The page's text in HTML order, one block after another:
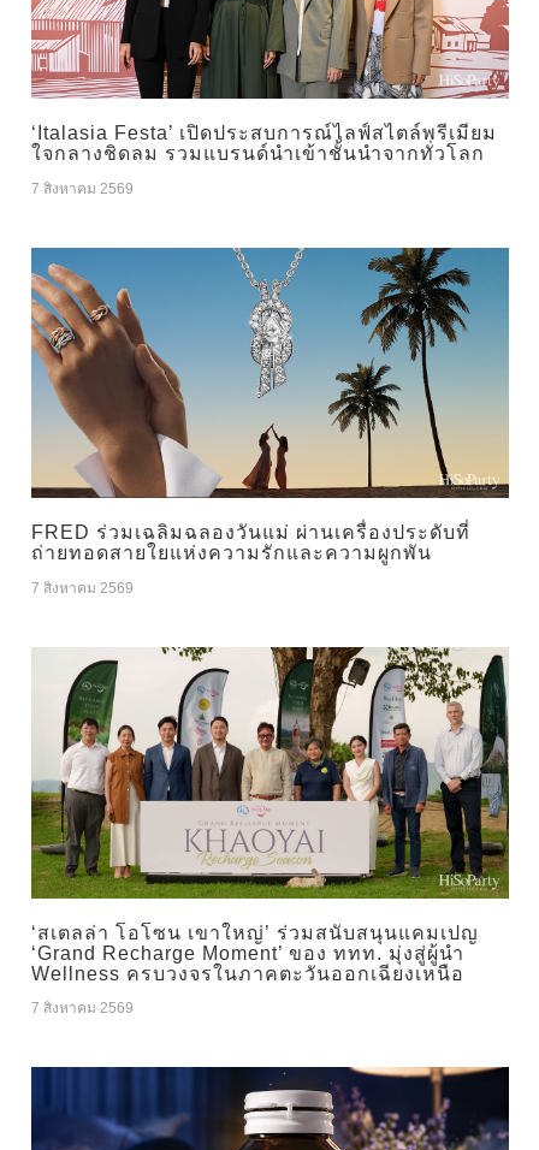
‘Italasia Festa’ เปิดประสบการณ์ไลฟ์สไตล์พรีเมียม
ใจกลางชิดลม รวมแบรนด์นำเข้าชั้นนำจากทั่วโลก
7 สิงหาคม 2569
FRED ร่วมเฉลิมฉลองวันแม่ ผ่านเครื่องประดับที่
ถ่ายทอดสายใยแห่งความรักและความผูกพัน
7 สิงหาคม 2569
‘สเตลล่า โอโซน เขาใหญ่’ ร่วมสนับสนุนแคมเปญ
‘Grand Recharge Moment’ ของ ททท. มุ่งสู่ผู้นำ
Wellness ครบวงจรในภาคตะวันออกเฉียงเหนือ
7 สิงหาคม 2569